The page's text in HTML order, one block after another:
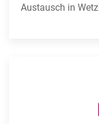
Austausch in